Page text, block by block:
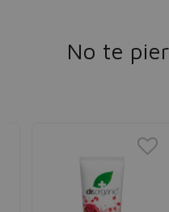
No te